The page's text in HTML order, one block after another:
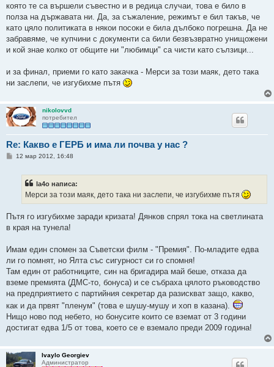
която те са вършели съвестно и в редица случаи, това е било в
полза на държавата ни. Да, за съжаление, режимът е бил такъв, че
като цяло политиката в някои посоки е била дълбоко погрешна. Да не
забравяме, че купчини с документи са били безвъзвратно унищожени
и кой знае колко от общите ни "любимци" са чисти като сълзици...
и за финал, приеми го като закачка - Мерси за този маяк, дето така
ни заслепи, че изгубихме пътя
nikolovvd
потребител
Re: Какво е ГЕРБ и има ли почва у нас ?
М
12 мар 2012, 16:48
la4o написа:
Мерси за този маяк, дето така ни заслепи, че изгубихме пътя
Пътя го изгубихме заради кризата! Дянков спрял тока на светлината
в края на тунела!
Имам един спомен за Съветски филм - "Премия". По-младите едва
ли го помнят, но Ялта със сигурност си го спомня!
Там един от работниците, син на бригадира май беше, отказа да
вземе премията (ДМС-то, бонуса) и се събраха цялото ръководство
на предприятието с партийния секретар да разискват защо, какво,
как и да првят "пленум" (това е шушу-мушу и хоп в казана).
Нищо ново под небето, но бонусите които се вземат от 3 години
достигат едва 1/5 от това, което се е вземало преди 2009 година!
Ivaylo Georgiev
Администратор